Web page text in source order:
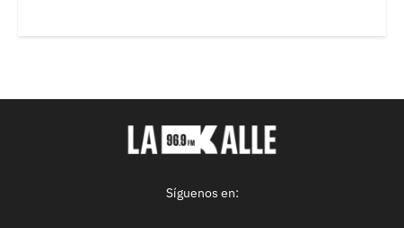
Síguenos en: